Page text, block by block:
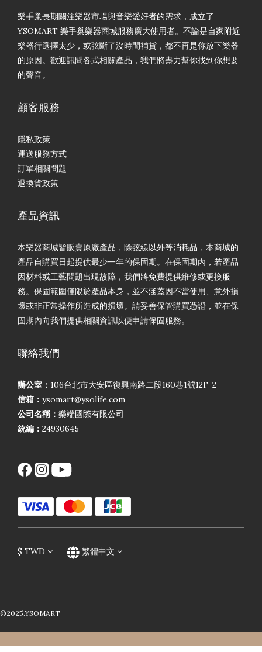
樂手巢長期關注樂器市場與音樂愛好者的需求，成立了
YSOMART 樂手巢樂器商城服務廣大使用者。不論是自家附近
樂器行選擇太少，或弦斷了沒時間補貨，都不再是你放下樂器
的原因。歡迎訊問各式相關產品，我們將盡力幫你找到你想要
的聲音。
顧客服務
隱私政策
運送服務方式
訂單相關問題
退換貨政策
產品資訊
本樂器商城皆販賣原廠產品，除弦線以外等消耗品，本商城的
產品自購買日起提供最少一年的保固期。在保固期內，若產品
因材料或工藝問題出現故障，我們將免費提供維修或更換服
務。保固範圍僅限於產品本身，並不涵蓋因不當使用、意外損
壞或非正常操作所造成的損壞。請妥善保管購買憑證，並在保
固期內向我們提供相關資訊以便申請保固服務。
聯絡我們
辦公室： 106台北市大安區復興南路二段160巷1號12F-2
信箱： ysomart@ysolife.com
公司名稱： 樂端國際有限公司
統編： 24930645
$ TWD 繁體中文
©2025.YSOMART